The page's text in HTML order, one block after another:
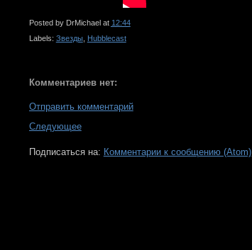
Posted by DrMichael at 12:44
Labels: Звезды, Hubblecast
Комментариев нет:
Отправить комментарий
Следующее
Подписаться на: Комментарии к сообщению (Atom)